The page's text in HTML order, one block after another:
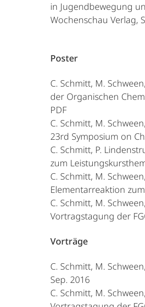
in Jugendbewegung
Wochenschau Verlag,
Poster
C. Schmitt, M.
der Organischen
PDF
C. Schmitt, M.
23rd Symposium on
C. Schmitt, P.
zum
C. Schmitt, M.
Elementarreaktion
C. Schmitt, M.
Vortragstagung der
Vorträge
C. Schmitt, M.
Sep. 2016
C. Schmitt, M.